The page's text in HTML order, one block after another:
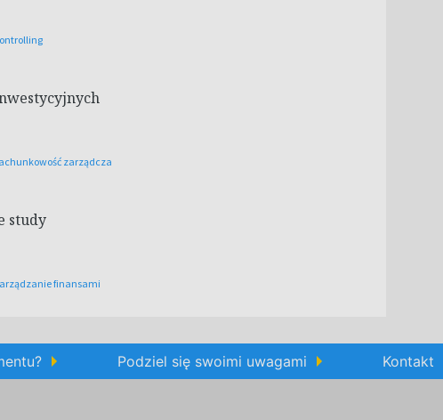
zarządcza
study
finansami
Podziel się swoimi uwagami Kontakt